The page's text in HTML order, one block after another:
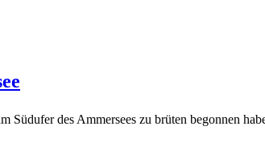
Südufer des Ammersees zu brüten begonnen